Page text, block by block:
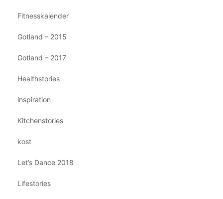
Fitnesskalender
Gotland – 2015
Gotland – 2017
Healthstories
inspiration
Kitchenstories
kost
Let’s Dance 2018
Lifestories